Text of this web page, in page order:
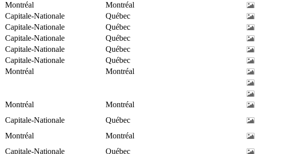
Montréal
Montréal
Capitale-Nationale
Québec
Capitale-Nationale
Québec
Capitale-Nationale
Québec
Capitale-Nationale
Québec
Capitale-Nationale
Québec
Montréal
Montréal
Montréal
Montréal
Capitale-Nationale
Québec
Montréal
Montréal
Capitale-Nationale
Québec